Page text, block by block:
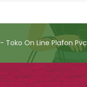
- Toko On Line Plafon Pvc